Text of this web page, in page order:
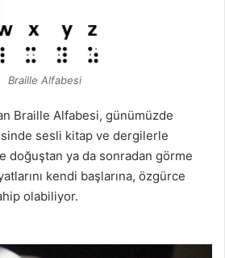
Braille Alfabesi
Braille Alfabesi, günümüzde
sesli kitap ve dergilerle
doğuştan ya da sonradan görme
kendi başlarına, özgürce
olabiliyor.